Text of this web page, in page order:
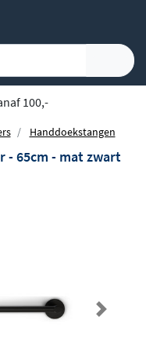
betalen
Handdoekstangen
- 65cm - mat zwart
Next